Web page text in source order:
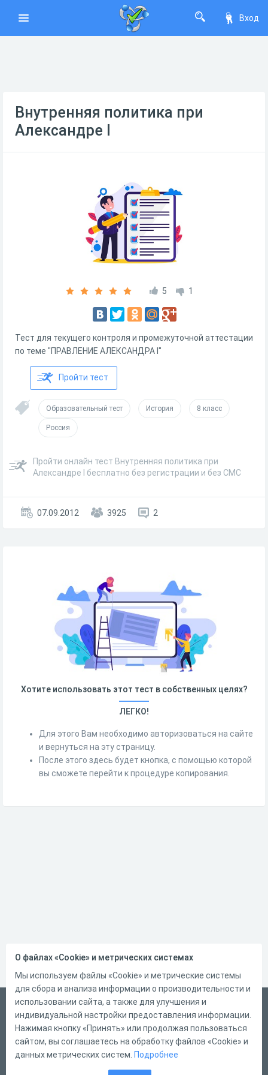
Вход
Внутренняя политика при
Александре I
5 1
Тест для текущего контроля и промежуточной аттестации
по теме "ПРАВЛЕНИЕ АЛЕКСАНДРА I"
Пройти тест
Образовательный тест История 8 класс
Россия
Пройти онлайн тест Внутренняя политика при
Александре I бесплатно без регистрации и без СМС
07.09.2012 3925 2
Хотите использовать этот тест в собственных целях?
ЛЕГКО!
Для этого Вам необходимо авторизоваться на сайте
и вернуться на эту страницу.
После этого здесь будет кнопка, с помощью которой
вы сможете перейти к процедуре копирования.
Русский
Справка
Форма обратной связи
О файлах «Cookie» и метрических системах
Мы используем файлы «Cookie» и метрические системы
для сбора и анализа информации о производительности и
использовании сайта, а также для улучшения и
индивидуальной настройки предоставления информации.
Нажимая кнопку «Принять» или продолжая пользоваться
сайтом, вы соглашаетесь на обработку файлов «Cookie» и
данных метрических систем. Подробнее